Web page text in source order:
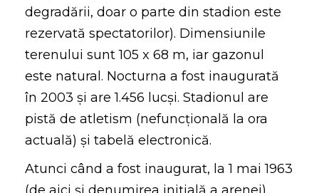
degradării, doar o parte din stadion este
rezervată spectatorilor). Dimensiunile
terenului sunt 105 x 68 m, iar gazonul
este natural. Nocturna a fost inaugurată
în 2003 şi are 1.456 lucşi. Stadionul are
pistă de atletism (nefuncţională la ora
actuală) și tabelă electronică.
Atunci când a fost inaugurat, la 1 mai 1963